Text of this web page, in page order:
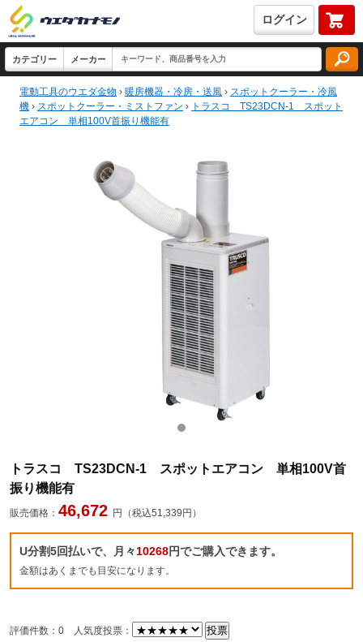
ログイン
電動工具のウエダ金物 › 暖房機器・冷房・送風 › スポットクーラー・冷風
機 › スポットクーラー・ミストファン › トラスコ TS23DCN-1 スポット
エアコン 単相100V首振り機能有
トラスコ TS23DCN-1 スポットエアコン 単相100V首
振り機能有
販売価格： 46,672 円（税込51,339円）
U分割5回払いで、月々10268円でご購入できます。
金額はあくまでも目安になります。
評価件数：0 人気度投票：